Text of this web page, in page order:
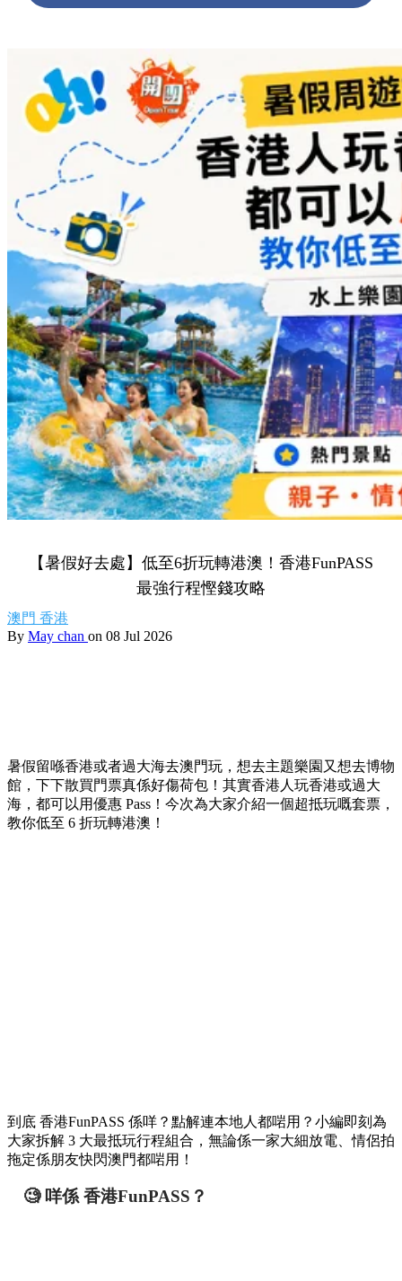
【暑假好去處】低至6折玩轉港澳！香港FunPASS
最強行程慳錢攻略
澳門 香港
By May chan on 08 Jul 2026
暑假留喺香港或者過大海去澳門玩，想去主題樂園又想去博物
館，下下散買門票真係好傷荷包！其實香港人玩香港或過大
海，都可以用優惠 Pass！今次為大家介紹一個超抵玩嘅套票，
教你低至 6 折玩轉港澳！
到底 香港FunPASS 係咩？點解連本地人都啱用？小編即刻為
大家拆解 3 大最抵玩行程組合，無論係一家大細放電、情侶拍
拖定係朋友快閃澳門都啱用！
🧐 咩係 香港FunPASS？